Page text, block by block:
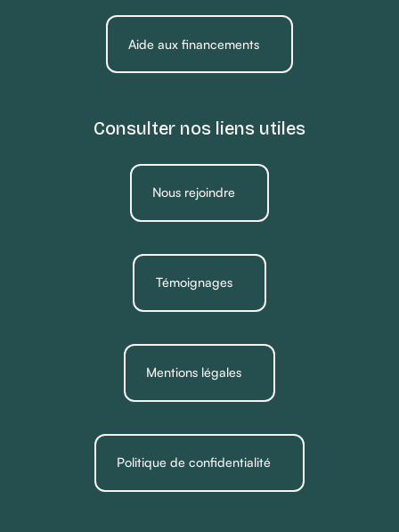
Aide aux financements
Consulter nos liens utiles
Nous rejoindre
Témoignages
Mentions légales
Politique de confidentialité